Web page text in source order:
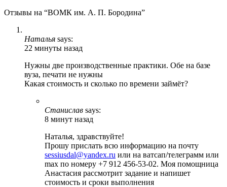
Отзывы на “ВОМК им. А. П. Бородина”
Наталья says:
22 минуты назад
Нужны две производственные практики. Обе на базе
вуза, печати не нужны
Какая стоимость и сколько по времени займёт?
Станислав says:
8 минут назад
Наталья, здравствуйте!
Прошу прислать всю информацию на почту
sessiusdal@yandex.ru или на ватсап/телеграмм или
max по номеру +7 912 456-53-02. Моя помощница
Анастасия рассмотрит задание и напишет
стоимость и сроки выполнения